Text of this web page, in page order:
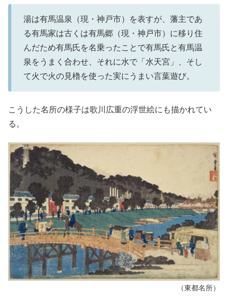
湯は有馬温泉（現・神戸市）を表すが、藩主であ
る有馬家は古くは有馬郷（現・神戸市）に移り住
んだため有馬氏を名乗ったことで有馬氏と有馬温
泉をうまく合わせ、それに水で「水天宮」、そし
て火で火の見櫓を使った実にうまい言葉遊び。
こうした名所の様子は歌川広重の浮世絵にも描かれてい
る。
（東都名所）